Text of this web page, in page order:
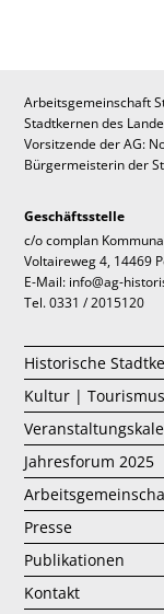
Arbeitsgemeinschaft
Stadtkernen des
Vorsitzende der AG:
Bürgermeisterin der
Geschäftsstelle
c/o complan
Voltaireweg 4, 14469
E-Mail: info@ag-
Tel. 0331 / 2015120
Historische
Kultur | Tourismus
Jahresforum 2025
Presse
Publikationen
Kontakt